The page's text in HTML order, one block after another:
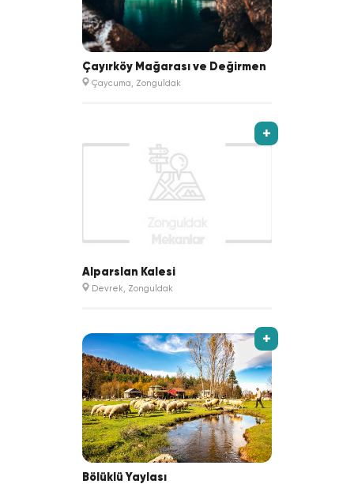
Çayırköy Mağarası ve Değirmen
Çaycuma, Zonguldak
+
Alparslan Kalesi
Devrek, Zonguldak
+
Bölüklü Yaylası